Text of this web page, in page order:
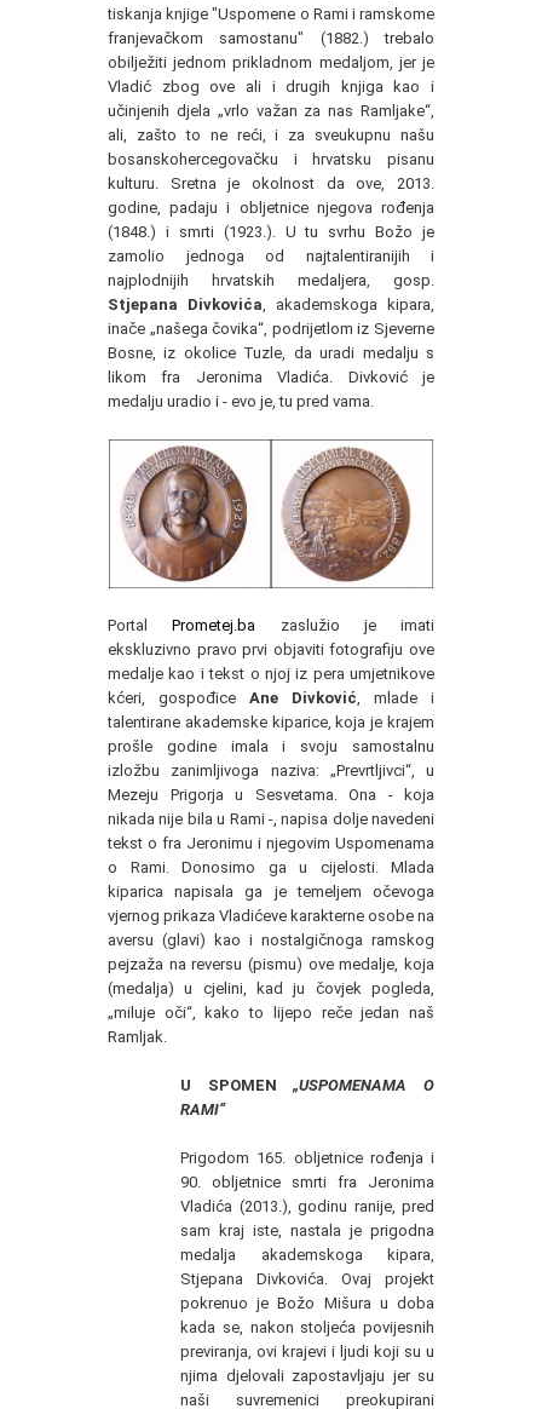
tiskanja knjige "Uspomene o Rami i ramskome
franjevačkom samostanu" (1882.) trebalo
obilježiti jednom prikladnom medaljom, jer je
Vladić zbog ove ali i drugih knjiga kao i
učinjenih djela „vrlo važan za nas Ramljake“,
ali, zašto to ne reći, i za sveukupnu našu
bosanskohercegovačku i hrvatsku pisanu
kulturu. Sretna je okolnost da ove, 2013.
godine, padaju i obljetnice njegova rođenja
(1848.) i smrti (1923.). U tu svrhu Božo je
zamolio jednoga od najtalentiranijih i
najplodnijih hrvatskih medaljera, gosp.
Stjepana Divkovića, akademskoga kipara,
inače „našega čovika“, podrijetlom iz Sjeverne
Bosne, iz okolice Tuzle, da uradi medalju s
likom fra Jeronima Vladića. Divković je
medalju uradio i - evo je, tu pred vama.
PortalPrometej.ba zaslužio je imati
ekskluzivno pravo prvi objaviti fotografiju ove
medalje kao i tekst o njoj iz pera umjetnikove
kćeri, gospođice Ane Divković , mlade i
talentirane akademske kiparice, koja je krajem
prošle godine imala i svoju samostalnu
izložbu zanimljivoga naziva: „Prevrtljivci“, u
Mezeju Prigorja u Sesvetama. Ona - koja
nikada nije bila u Rami -, napisa dolje navedeni
tekst o fra Jeronimu i njegovim Uspomenama
o Rami. Donosimo ga u cijelosti. Mlada
kiparica napisala ga je temeljem očevoga
vjernog prikaza Vladićeve karakterne osobe na
aversu (glavi) kao i nostalgičnoga ramskog
pejzaža na reversu (pismu) ove medalje, koja
(medalja) u cjelini, kad ju čovjek pogleda,
„miluje oči“, kako to lijepo reče jedan naš
Ramljak.
U SPOMEN„USPOMENAMA O
RAMI“
Prigodom 165. obljetnice rođenja i
90. obljetnice smrti fra Jeronima
Vladića (2013.), godinu ranije, pred
sam kraj iste, nastala je prigodna
medalja akademskoga kipara,
Stjepana Divkovića. Ovaj projekt
pokrenuo je Božo Mišura u doba
kada se, nakon stoljeća povijesnih
previranja, ovi krajevi i ljudi koji su u
njima djelovali zapostavljaju jer su
naši suvremenici preokupirani